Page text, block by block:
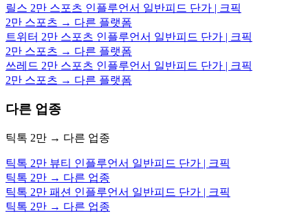
릴스 2만 스포츠 인플루언서 일반피드 단가 | 크픽
2만 스포츠 → 다른 플랫폼
트위터 2만 스포츠 인플루언서 일반피드 단가 | 크픽
2만 스포츠 → 다른 플랫폼
쓰레드 2만 스포츠 인플루언서 일반피드 단가 | 크픽
2만 스포츠 → 다른 플랫폼
다른 업종
틱톡 2만 → 다른 업종
틱톡 2만 뷰티 인플루언서 일반피드 단가 | 크픽
틱톡 2만 → 다른 업종
틱톡 2만 패션 인플루언서 일반피드 단가 | 크픽
틱톡 2만 → 다른 업종